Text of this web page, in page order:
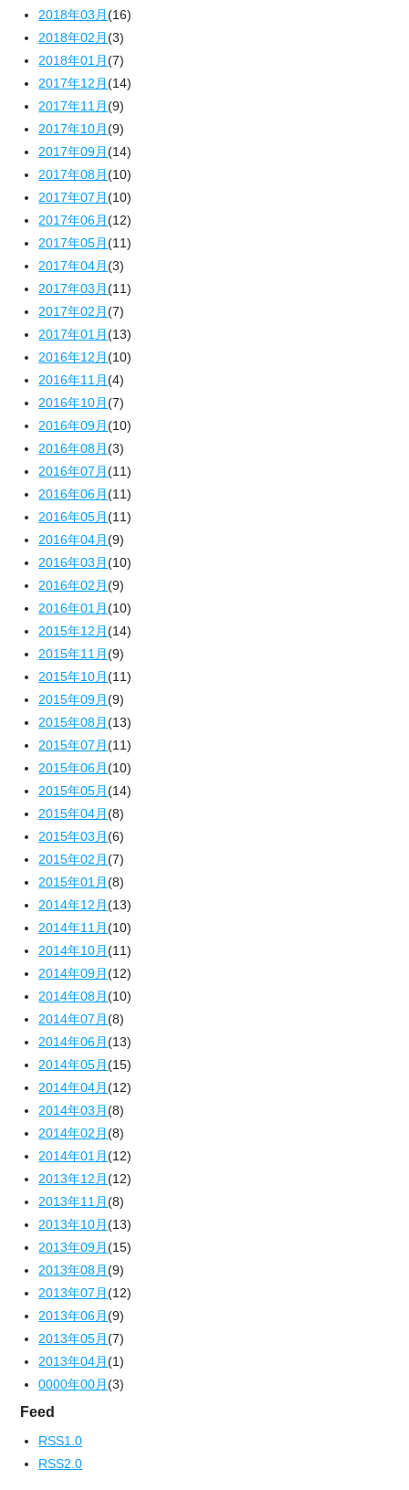
2018年03月(16)
2018年02月(3)
2018年01月(7)
2017年12月(14)
2017年11月(9)
2017年10月(9)
2017年09月(14)
2017年08月(10)
2017年07月(10)
2017年06月(12)
2017年05月(11)
2017年04月(3)
2017年03月(11)
2017年02月(7)
2017年01月(13)
2016年12月(10)
2016年11月(4)
2016年10月(7)
2016年09月(10)
2016年08月(3)
2016年07月(11)
2016年06月(11)
2016年05月(11)
2016年04月(9)
2016年03月(10)
2016年02月(9)
2016年01月(10)
2015年12月(14)
2015年11月(9)
2015年10月(11)
2015年09月(9)
2015年08月(13)
2015年07月(11)
2015年06月(10)
2015年05月(14)
2015年04月(8)
2015年03月(6)
2015年02月(7)
2015年01月(8)
2014年12月(13)
2014年11月(10)
2014年10月(11)
2014年09月(12)
2014年08月(10)
2014年07月(8)
2014年06月(13)
2014年05月(15)
2014年04月(12)
2014年03月(8)
2014年02月(8)
2014年01月(12)
2013年12月(12)
2013年11月(8)
2013年10月(13)
2013年09月(15)
2013年08月(9)
2013年07月(12)
2013年06月(9)
2013年05月(7)
2013年04月(1)
0000年00月(3)
Feed
RSS1.0
RSS2.0